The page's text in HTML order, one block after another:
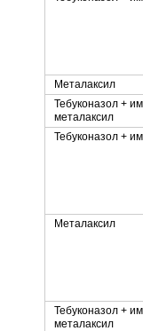
Металаксил
Тебуконазол +
металаксил
Тебуконазол +
Металаксил
Тебуконазол +
металаксил